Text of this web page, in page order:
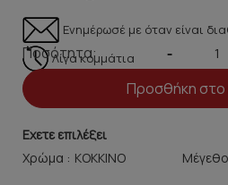
Ενημέρωσέ με όταν είναι
Λίγα κομμάτια
Ποσότητα: -
Προσθήκη στο
Εχετε επιλέξει
Χρώμα :